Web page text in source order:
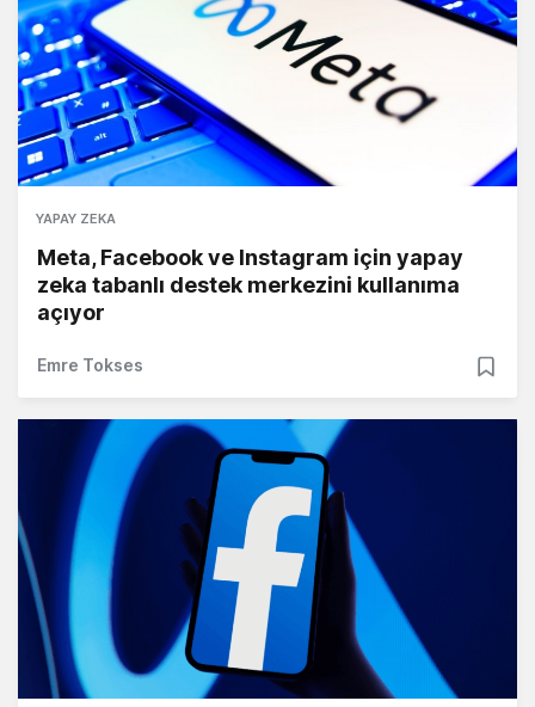
YAPAY ZEKA
Meta, Facebook ve Instagram için yapay
zeka tabanlı destek merkezini kullanıma
açıyor
Emre Tokses